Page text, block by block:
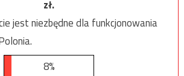
zł.
jest niezbędne dla funkcjonowania
8%